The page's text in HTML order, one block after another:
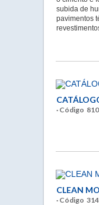
subida de
pavimentos
· Código
CLEAN
· Código